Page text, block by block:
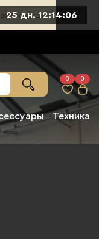
25 дн. 12:14:05
0 0
Техника